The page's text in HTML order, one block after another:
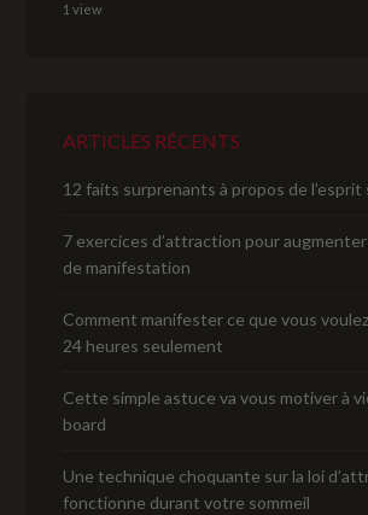
1 view
ARTICLES RÉCENTS
12 faits surprenants à propos de
7 exercices d’attraction pour
de manifestation
Comment manifester ce que vous
24 heures seulement
Cette simple astuce va vous motiver à
board
Une technique choquante sur la loi
fonctionne durant votre sommeil